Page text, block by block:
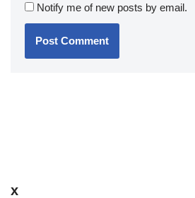
Notify me of new posts by email.
x